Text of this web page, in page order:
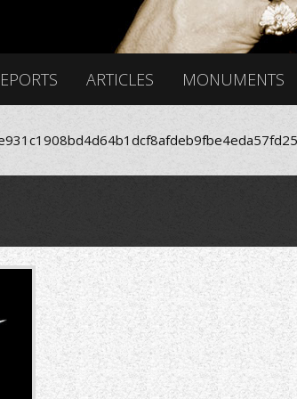
ARTICLES MONUMENTS